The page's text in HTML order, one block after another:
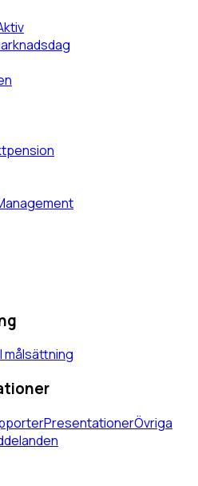
målsättning
PresentationerÖvriga